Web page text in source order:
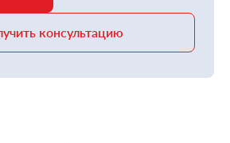
консультацию